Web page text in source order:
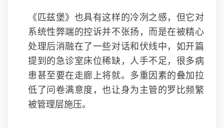
《匹兹堡》也具有这样的冷冽之感，但它对
系统性弊端的控诉并不张扬，而是在被精心
处理后消融在了一些对话和伏线中，如开篇
提到的急诊室床位稀缺，人手不足，很多病
患甚至要在走廊上将就。多重因素的叠加拉
低了问卷满意度，也让身为主管的罗比频繁
被管理层施压。